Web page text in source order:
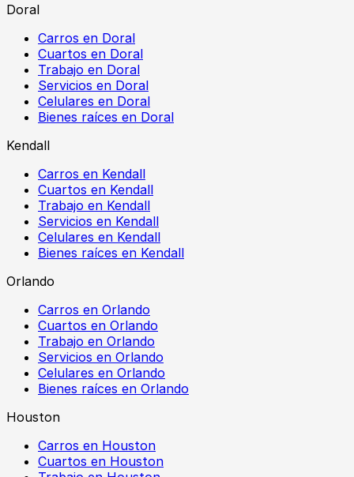
Doral
Carros en Doral
Cuartos en Doral
Trabajo en Doral
Servicios en Doral
Celulares en Doral
Bienes raíces en Doral
Kendall
Carros en Kendall
Cuartos en Kendall
Trabajo en Kendall
Servicios en Kendall
Celulares en Kendall
Bienes raíces en Kendall
Orlando
Carros en Orlando
Cuartos en Orlando
Trabajo en Orlando
Servicios en Orlando
Celulares en Orlando
Bienes raíces en Orlando
Houston
Carros en Houston
Cuartos en Houston